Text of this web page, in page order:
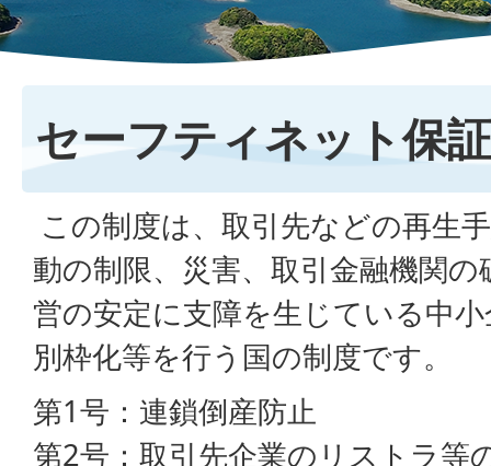
セーフティネット保
この制度は、取引先などの再生
動の制限、災害、取引金融機関
営の安定に支障を生じている中
別枠化等を行う国の制度です。
第1号：連鎖倒産防止
第2号：取引先企業のリストラ等